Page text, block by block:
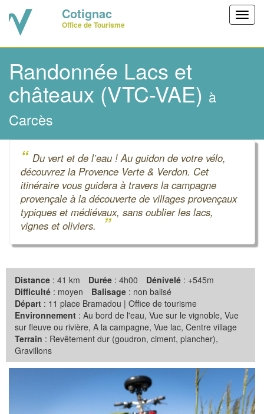
Cotignac
Office de Tourisme
Randonnée Lacs et
châteaux (VTC-VAE) à
Carcès
“ Du vert et de l’eau ! Au guidon de votre vélo,
découvrez la Provence Verte & Verdon. Cet
itinéraire vous guidera à travers la campagne
provençale à la découverte de villages provençaux
typiques et médiévaux, sans oublier les lacs,
vignes et oliviers.
”
Distance : 41 km Durée : 4h00 Dénivelé : +545m
Difficulté : moyen Balisage : non balisé
Départ : 11 place Bramadou | Office de tourisme
Environnement : Au bord de l'eau, Vue sur le vignoble, Vue
sur fleuve ou rivière, A la campagne, Vue lac, Centre village
Terrain : Revêtement dur (goudron, ciment, plancher),
Gravillons